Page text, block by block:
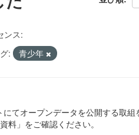
ンス:
: 青少年
てオープンデータを公開する取組
料」をご確認ください。